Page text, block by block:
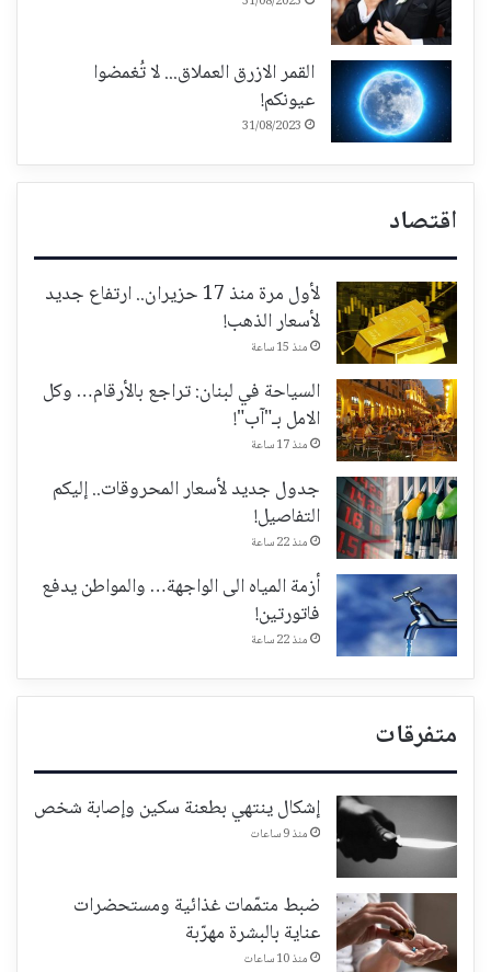
القمر الازرق العملاق... لا تُغمضوا
عيونكم!
31/08/2023
اقتصاد
لأول مرة منذ 17 حزيران.. ارتفاع جديد
لأسعار الذهب!
منذ 15 ساعة
السياحة في لبنان: تراجع بالأرقام… وكل
الامل بـ"آب"!
منذ 17 ساعة
جدول جديد لأسعار المحروقات.. إليكم
التفاصيل!
منذ 22 ساعة
أزمة المياه الى الواجهة… والمواطن يدفع
فاتورتين!
منذ 22 ساعة
متفرقات
إشكال ينتهي بطعنة سكين وإصابة شخص
منذ 9 ساعات
ضبط متمّمات غذائية ومستحضرات
عناية بالبشرة مهرّبة
منذ 10 ساعات